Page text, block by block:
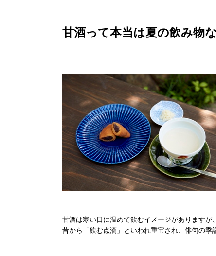
甘酒って本当は夏の飲み物
甘酒は寒い日に温めて飲むイメージがありますが
昔から「飲む点滴」といわれ重宝され、俳句の季